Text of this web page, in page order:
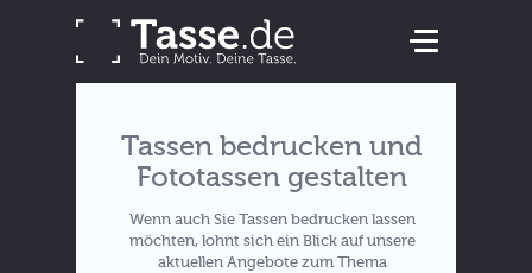
Tassen bedrucken und
Fototassen gestalten
Wenn auch Sie Tassen bedrucken lassen
möchten, lohnt sich ein Blick auf unsere
aktuellen Angebote zum Thema